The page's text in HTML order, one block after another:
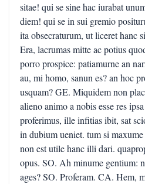
sitae! qui se sine hac iurabat
diem! qui se in sui gremio
ita obsecraturum, ut liceret hanc
Era, lacrumas mitte ac potius
porro prospice: patiamurne an
au, mi homo, sanun es? an hoc
usquam? GE. Miquidem non
alieno animo a nobis esse res
proferimus, ille infitias ibit, sat
in dubium ueniet. tum si
non est utile hanc illi dari.
opus. SO. Ah minume gentium:
ages? SO. Proferam. CA. Hem,